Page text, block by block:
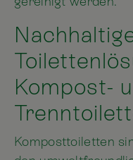
Kompost-
Komposttoiletten